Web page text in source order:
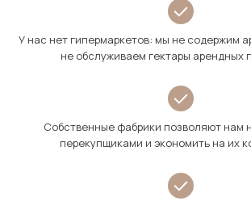
У нас нет гипермаркетов: мы не содержим
не обслуживаем гектары арендных
Собственные фабрики позволяют нам
перекупщиками и экономить на их